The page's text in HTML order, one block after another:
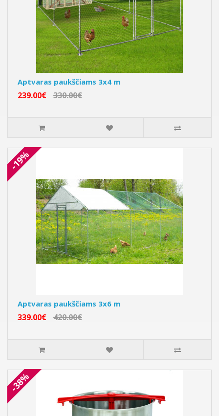
Aptvaras paukščiams 3x4 m
239.00€ 330.00€
-19%
Aptvaras paukščiams 3x6 m
339.00€ 420.00€
-38%